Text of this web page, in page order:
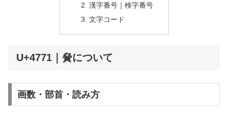
漢字番号｜検字番号
文字コード
U+4771｜䝱について
画数・部首・読み方